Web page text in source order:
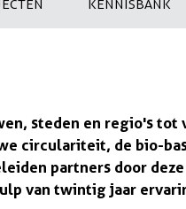
steden en regio's tot
circulariteit, de bio-
partners door
van twintig jaar